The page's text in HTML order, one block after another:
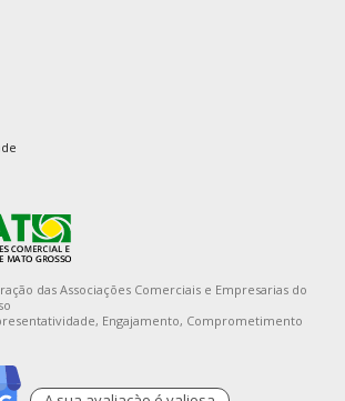
das Associações Comerciais e Empresarias do
Engajamento, Comprometimento